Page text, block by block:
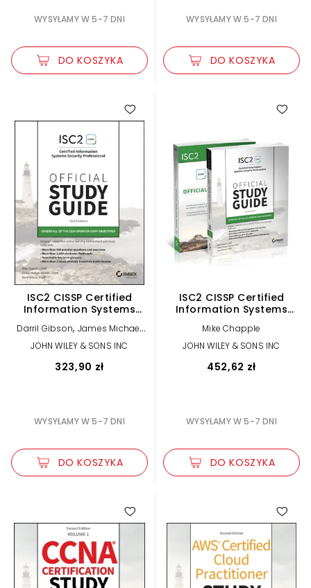
WYSYŁAMY W 5-7 DNI
DO KOSZYKA
WYSYŁAMY W 5-7 DNI
DO KOSZYKA
ISC2 CISSP Certified
Information Systems
Official Study Guide
Darril Gibson,James Michael
Stewart, Mike Chapple
JOHN WILEY & SONS INC
323,90 zł
WYSYŁAMY W 5-7 DNI
DO KOSZYKA
ISC2 CISSP Certified
Information Systems
Official Study Guide &
Practice Tests Bundle
Mike Chapple
JOHN WILEY & SONS INC
452,62 zł
WYSYŁAMY W 5-7 DNI
DO KOSZYKA